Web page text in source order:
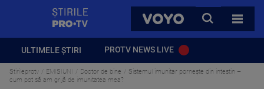
VOYO
CAUTA
TOATE
ULTIMELE ȘTIRI PROTV NEWS LIVE
Stirileprotv EMISIUNI Doctor de bine
Sistemul imunitar porneşte din intestin –
cum pot să am grijă de imunitatea mea?